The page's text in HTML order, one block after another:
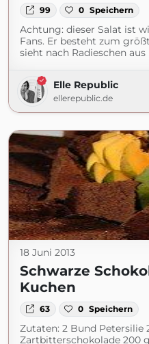
99 0 Speichern
Achtung: dieser Salat ist
Fans. Er besteht zum
sieht nach Radieschen
Elle Republic
ellerepublic.de
18 Juni 2013
Schwarze
Kuchen
63 0 Speichern
Zutaten: 2 Bund Petersilie
Zartbitterschokolade 200